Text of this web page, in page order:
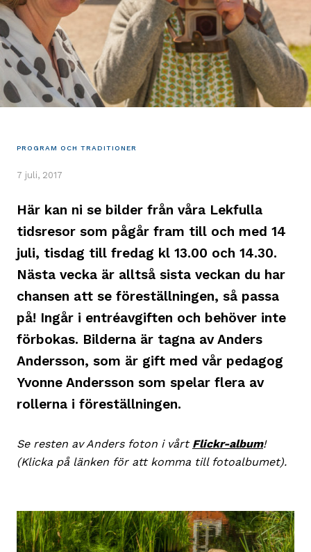
PROGRAM OCH TRADITIONER
7 juli, 2017
Här kan ni se bilder från våra Lekfulla
tidsresor som pågår fram till och med 14
juli, tisdag till fredag kl 13.00 och 14.30.
Nästa vecka är alltså sista veckan du har
chansen att se föreställningen, så passa
på! Ingår i entréavgiften och behöver inte
förbokas. Bilderna är tagna av Anders
Andersson, som är gift med vår pedagog
Yvonne Andersson som spelar flera av
rollerna i föreställningen.
Se resten av Anders foton i vårt Flickr-album!
(Klicka på länken för att komma till fotoalbumet).